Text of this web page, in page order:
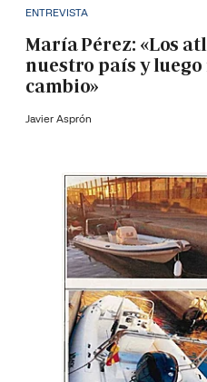
ENTREVISTA
María Pérez: «Los
nuestro país y
cambio»
Javier Asprón